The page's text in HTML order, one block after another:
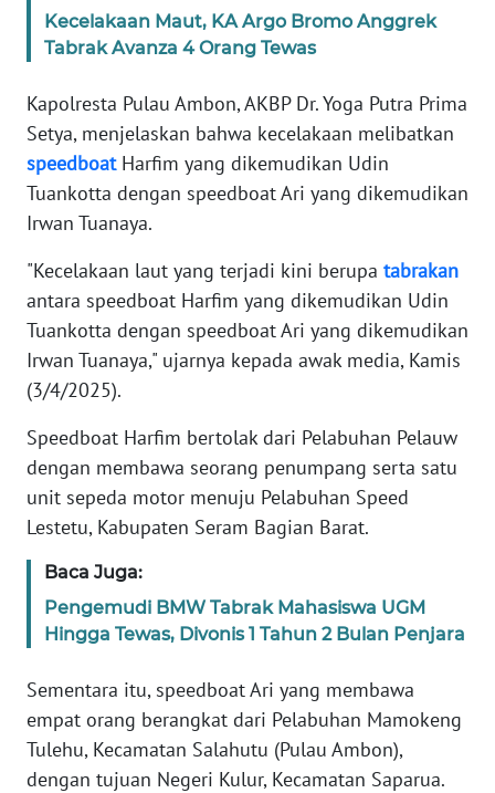
Kecelakaan Maut, KA Argo Bromo Anggrek
Tabrak Avanza 4 Orang Tewas
Kapolresta Pulau Ambon, AKBP Dr. Yoga Putra Prima
Setya, menjelaskan bahwa kecelakaan melibatkan
speedboatHarfim yang dikemudikan Udin
Tuankotta dengan speedboat Ari yang dikemudikan
Irwan Tuanaya.
"Kecelakaan laut yang terjadi kini berupa tabrakan
antara speedboat Harfim yang dikemudikan Udin
Tuankotta dengan speedboat Ari yang dikemudikan
Irwan Tuanaya," ujarnya kepada awak media, Kamis
(3/4/2025).
Speedboat Harfim bertolak dari Pelabuhan Pelauw
dengan membawa seorang penumpang serta satu
unit sepeda motor menuju Pelabuhan Speed
Lestetu, Kabupaten Seram Bagian Barat.
Baca Juga:
Pengemudi BMW Tabrak Mahasiswa UGM
Hingga Tewas, Divonis 1 Tahun 2 Bulan Penjara
Sementara itu, speedboat Ari yang membawa
empat orang berangkat dari Pelabuhan Mamokeng
Tulehu, Kecamatan Salahutu (Pulau Ambon),
dengan tujuan Negeri Kulur, Kecamatan Saparua.
Regional
WN
JAKARTA
WN
WN
BANTEN
WN
WN
KEPRI
PAPUA
WN
BARAT
WN